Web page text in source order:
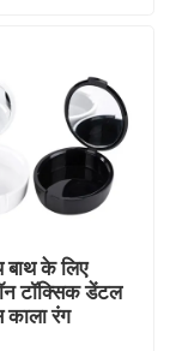
के लिए
टॉक्सिक डेंटल
काला रंग